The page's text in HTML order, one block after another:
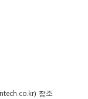
참조